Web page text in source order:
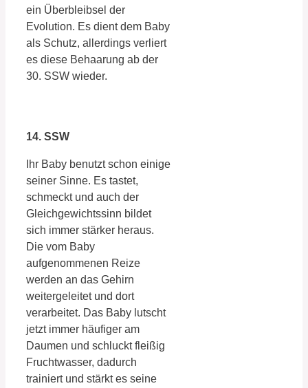
ein Überbleibsel der
Evolution. Es dient dem Baby
als Schutz, allerdings verliert
es diese Behaarung ab der
30. SSW wieder.
14. SSW
Ihr Baby benutzt schon einige
seiner Sinne. Es tastet,
schmeckt und auch der
Gleichgewichtssinn bildet
sich immer stärker heraus.
Die vom Baby
aufgenommenen Reize
werden an das Gehirn
weitergeleitet und dort
verarbeitet. Das Baby lutscht
jetzt immer häufiger am
Daumen und schluckt fleißig
Fruchtwasser, dadurch
trainiert und stärkt es seine